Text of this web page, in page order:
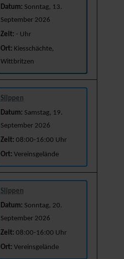
Datum: Sonntag, 13.
September 2026
Zeit: - Uhr
Ort: Kiesschächte,
Wittbritzen
Slippen
Datum: Samstag, 19.
September 2026
Zeit: 08:00-16:00 Uhr
Ort: Vereinsgelände
Slippen
Datum: Sonntag, 20.
September 2026
Zeit: 08:00-16:00 Uhr
Ort: Vereinsgelände